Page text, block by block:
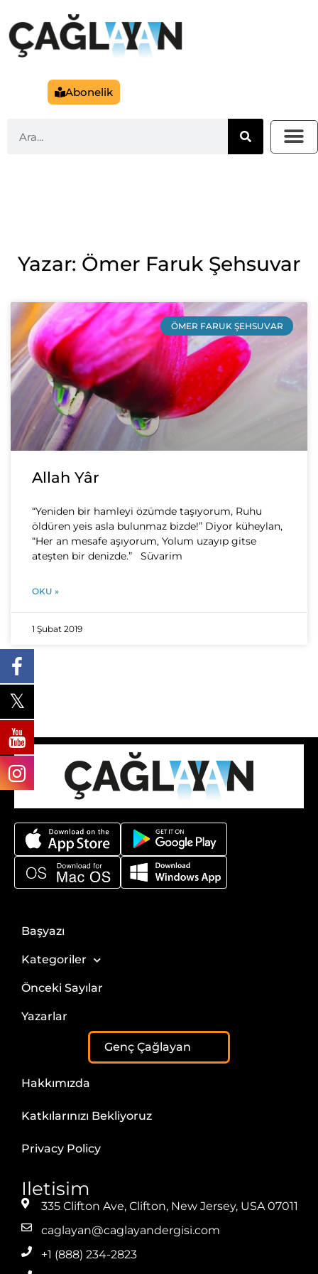
Abonelik
Yazar: Ömer Faruk Şehsuvar
ÖMER FARUK ŞEHSUVAR
Allah Yâr
“Yeniden bir hamleyi özümde taşıyorum, Ruhu
öldüren yeis asla bulunmaz bizde!” Diyor küheylan,
“Her an mesafe aşıyorum, Yolum uzayıp gitse
ateşten bir denizde.” Süvarim
OKU »
1 Şubat 2019
Başyazı
Kategoriler
Önceki Sayılar
Yazarlar
Genç Çağlayan
Hakkımızda
Katkılarınızı Bekliyoruz
Privacy Policy
Iletisim
335 Clifton Ave, Clifton, New Jersey, USA 07011
caglayan@caglayandergisi.com
+1 (888) 234-2823